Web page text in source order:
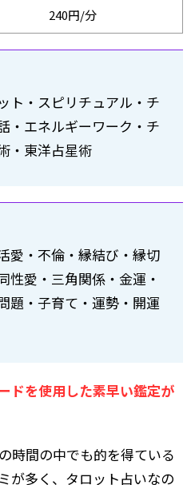
240円/分
ト・スピリチュアル・チ
・エネルギーワーク・チ
・東洋占星術
愛・不倫・縁結び・縁切
性愛・三角関係・金運・
題・子育て・運勢・開運
ドを使用した素早い鑑定が
時間の中でも的を得ている
が多く、タロット占いなの